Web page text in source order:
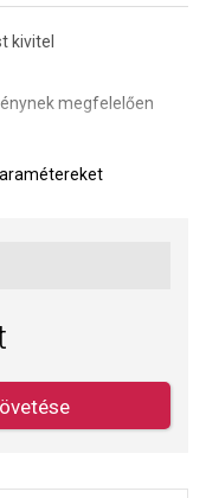
kivitel
megfelelően
amely